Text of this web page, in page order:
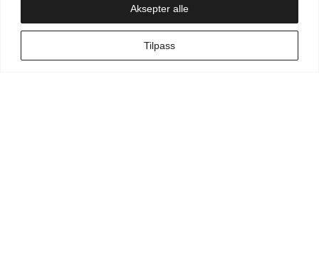
Tilpass
Aksepter alle
NO